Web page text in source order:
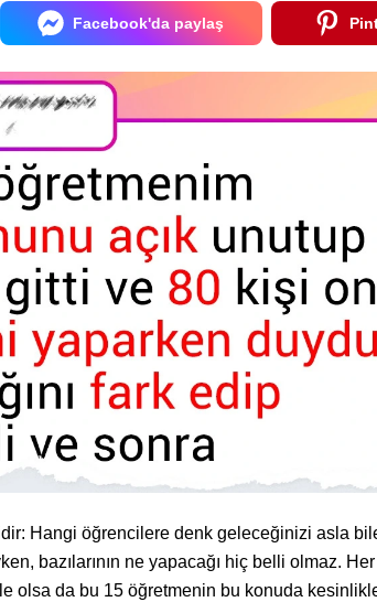
Facebook'da paylaş
Hangi öğrencilere denk geleceğinizi asla
bazılarının ne yapacağı hiç belli olmaz.
olsa da bu 15 öğretmenin bu konuda